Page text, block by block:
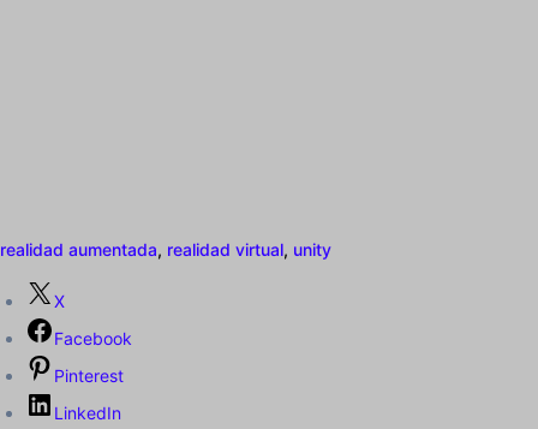
realidad aumentada, realidad virtual, unity
X
Facebook
Pinterest
LinkedIn